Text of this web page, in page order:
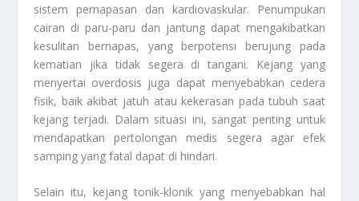
sistem pernapasan dan kardiovaskular. Penumpukan
cairan di paru-paru dan jantung dapat mengakibatkan
kesulitan bernapas, yang berpotensi berujung pada
kematian jika tidak segera di tangani. Kejang yang
menyertai overdosis juga dapat menyebabkan cedera
fisik, baik akibat jatuh atau kekerasan pada tubuh saat
kejang terjadi. Dalam situasi ini, sangat penting untuk
mendapatkan pertolongan medis segera agar efek
samping yang fatal dapat di hindari.
Selain itu, kejang tonik-klonik yang menyebabkan hal